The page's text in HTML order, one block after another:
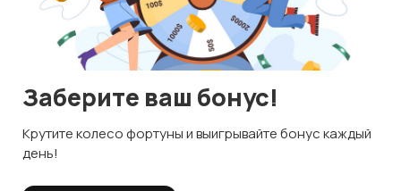
Магазины Блог
О нас
Служба поддержки
☕ Поддержать проект
ИНН 592109881601
Используем куки и рекомендательные технологии
Это чтобы сайт работал лучше. Оставаясь с нами, вы
Заберите ваш бонус!
Крутите колесо фортуны и выигрывайте бонус каждый
день!